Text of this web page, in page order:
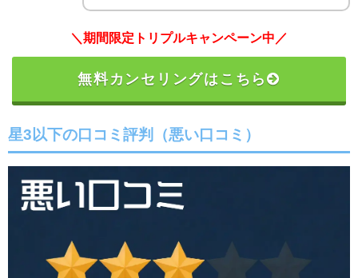
＼期間限定トリプルキャンペーン中／
無料カンセリングはこちら
星3以下の口コミ評判（悪い口コミ）